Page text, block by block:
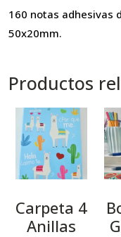
160 notas adhesivas
50x20mm.
Productos
Carpeta 4
Anillas